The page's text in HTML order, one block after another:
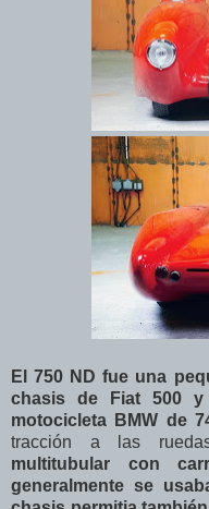
El 750 ND fue una
chasis de Fiat 500
motocicleta BMW de
tracción a las
multitubular con
generalmente se